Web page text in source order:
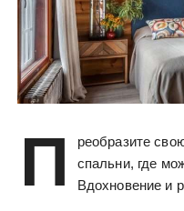
П
реобразите
спальни, где
Вдохновение и